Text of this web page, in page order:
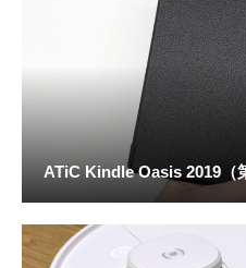
ATiC Kindle Oasis 2019（